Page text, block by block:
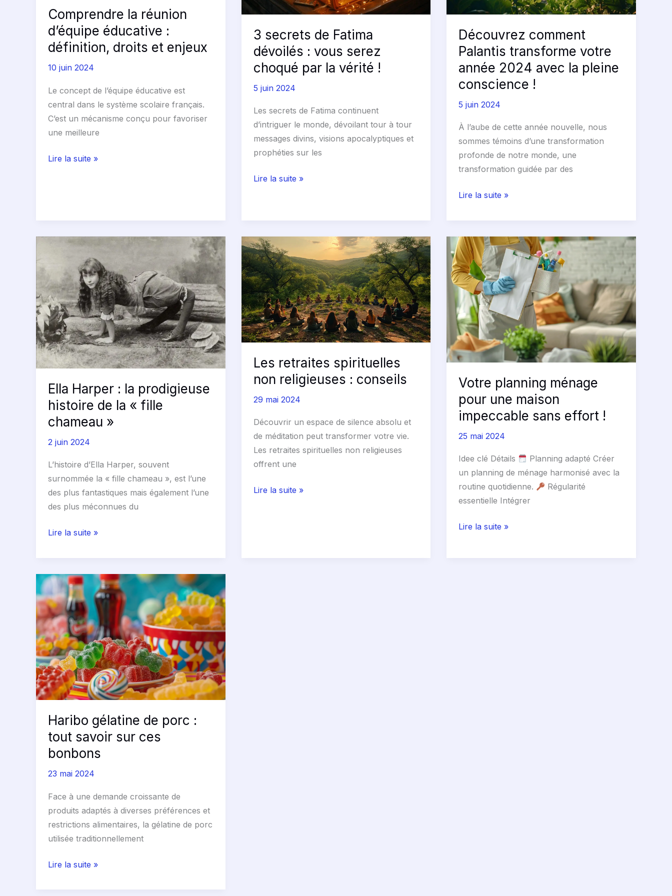
Comprendre la réunion
d’équipe éducative :
définition, droits et enjeux
10 juin 2024
Le concept de l’équipe éducative est
central dans le système scolaire français.
C’est un mécanisme conçu pour favoriser
une meilleure
et
enjeux
Lire la suite »
3 secrets de Fatima
dévoilés : vous serez
choqué par la vérité !
5 juin 2024
Les secrets de Fatima continuent
d’intriguer le monde, dévoilant tour à tour
messages divins, visions apocalyptiques et
prophéties sur les
choqué
la
vérité
Lire la suite »
Découvrez comment
Palantis transforme votre
année 2024 avec la pleine
conscience !
5 juin 2024
À l’aube de cette année nouvelle, nous
sommes témoins d’une transformation
profonde de notre monde, une
transformation guidée par des
conscience
!
Lire la suite »
Ella Harper : la prodigieuse
histoire de la « fille
chameau »
2 juin 2024
L’histoire d’Ella Harper, souvent
surnommée la « fille chameau », est l’une
des plus fantastiques mais également l’une
des plus méconnues du
:
la
prodigieuse
histoire
de
la
« fille
chameau »
Lire la suite »
Les retraites spirituelles
non religieuses : conseils
29 mai 2024
Découvrir un espace de silence absolu et
de méditation peut transformer votre vie.
Les retraites spirituelles non religieuses
offrent une
Les
retraites
spirituelles
non
religieuses
:
conseils
Lire la suite »
Votre planning ménage
pour une maison
impeccable sans effort !
25 mai 2024
Idee clé Détails
Planning adapté Créer
un planning de ménage harmonisé avec la
routine quotidienne.
Régularité
essentielle Intégrer
Votre
planning
ménage
pour
une
maison
impeccable
sans
effort
Lire la suite »
Haribo gélatine de porc :
tout savoir sur ces
bonbons
23 mai 2024
Face à une demande croissante de
produits adaptés à diverses préférences et
restrictions alimentaires, la gélatine de porc
utilisée traditionnellement
Haribo
gélatine
de
porc
:
tout
savoir
sur
ces
Lire la suite »